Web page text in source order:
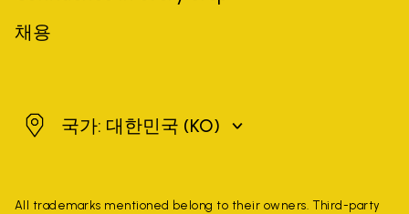
채용
대한민국국가: 대한민국 (KO)
All trademarks mentioned belong to their owners. Third-party